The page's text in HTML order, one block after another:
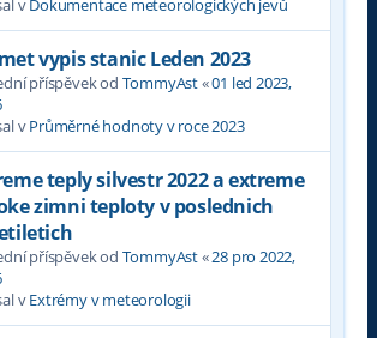
vypis stanic Leden 2023
příspěvek od TommyAst«01 led 2023,
vPrůměrné hodnoty v roce 2023
teply silvestr 2022 a extreme
zimni teploty v poslednich
příspěvek od TommyAst«28 pro 2022,
vExtrémy v meteorologii